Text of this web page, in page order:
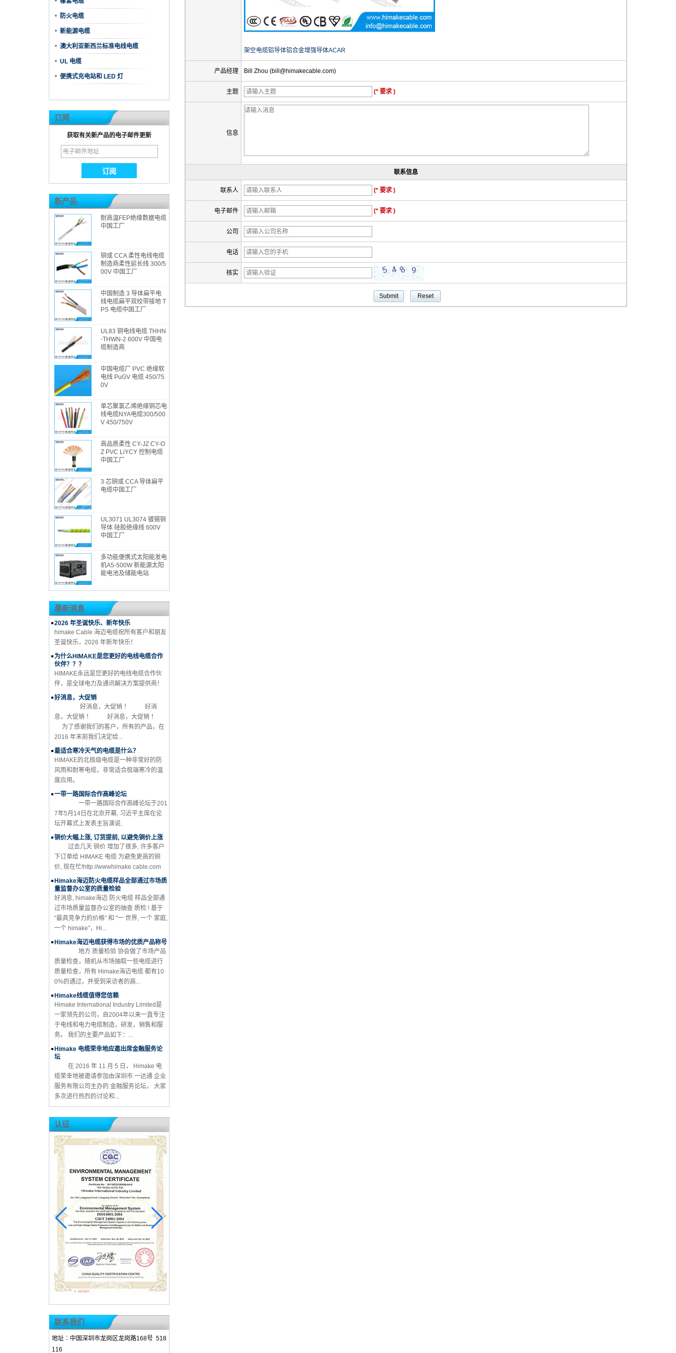
防火电缆
新能源电缆
澳大利亚新西兰标准电线电缆
UL 电缆
便携式充电站和 LED 灯
订阅
获取有关新产品的电子邮件更新
新产品
耐高温FEP绝缘数据电缆
中国工厂
铜或 CCA 柔性电线电缆
制造商柔性延长线 300/5
00V 中国工厂
中国制造 3 导体扁平电
线电缆扁平双绞带接地 T
PS 电缆中国工厂
UL83 铜电线电缆 THHN
-THWN-2 600V 中国电
缆制造商
中国电缆厂 PVC 绝缘软
电线 PuGV 电缆 450/75
0V
单芯聚氯乙烯绝缘铜芯电
线电缆NYA电缆300/500
V 450/750V
高品质柔性 CY-JZ CY-O
Z PVC LiYCY 控制电缆
中国工厂
3 芯铜或 CCA 导体扁平
电缆中国工厂
UL3071 UL3074 镀锡铜
导体 硅胶绝缘线 600V
中国工厂
多功能便携式太阳能发电
机A5-500W 新能源太阳
能电池及储能电站
最新消息
2026 年圣诞快乐、新年快乐
himake Cable 海迈电缆祝所有客户和朋友
圣诞快乐，2026 年新年快乐！
为什么HIMAKE是您更好的电线电缆合作
伙伴？？？
HIMAKE永远是您更好的电线电缆合作伙
伴，是全球电力及通讯解决方案提供商！
好消息，大促销
好消息，大促销 ！ 好消
息，大促销 ！ 好消息，大促销 ！
为了感谢我们的客户，所有的产品，在
2016 年末前我们决定给...
最适合寒冷天气的电缆是什么？
HIMAKE的北极级电缆是一种非常好的防
风雨和耐寒电缆，非常适合极端寒冷的温
度应用。
一带一路国际合作高峰论坛
一带一路国际合作高峰论坛于201
7年5月14日在北京开幕, 习近平主席在论
坛开幕式上发表主旨演说.
铜价大幅上涨, 订货提前, 以避免铜价上涨
过去几天 铜价 增加了很多, 许多客户
下订单给 HIMAKE 电缆 为避免更高的铜
价, 现在忙!http://wwwhimake cable.com
Himake海迈防火电缆样品全部通过市场质
量监督办公室的质量检验
好消息, himake海迈 防火电缆 样品全部通
过市场质量监督办公室的抽查 质检 ! 基于
"最具竞争力的价格" 和 "一 世界, 一个 家庭,
一个 himake"，Hi...
Himake海迈电缆获得市场的优质产品称号
地方 质量检验 协会做了市场产品
质量检查，随机从市场抽取一些电缆进行
质量检查，所有 Himake海迈电缆 都有10
0%的通过，并受到采访者的高...
Himake线缆值得您信赖
Himake International Industry Limited是
一家领先的公司，自2004年以来一直专注
于电线和电力电缆制造，研发，销售和服
务。 我们的主要产品如下：...
Himake 电缆荣幸地应邀出席金融服务论
坛
在 2016 年 11 月 5 日， Himake 电
缆荣幸地被邀请参加由深圳市 一达通 企业
服务有限公司主办的 金融服务论坛， 大家
多次进行热烈的讨论和...
认证
联系我们
地址︰中国深圳市龙岗区龙岗路168号 518
116
架空电缆铝导体铝合金增强导体ACAR
产品经理 Bill Zhou (bill@himakecable.com)
主题 (* 要求 )
信息
联系信息
联系人 (* 要求 )
电子邮件 (* 要求 )
公司
电话
核实